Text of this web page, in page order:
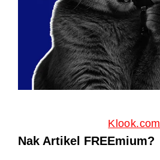
Klook.com
Nak Artikel FREEmium?